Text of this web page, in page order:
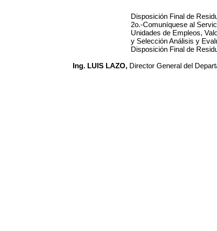
Disposición Final de
2o.-Comuníquese al
Unidades de Empleos,
y Selección Análisis y
Disposición Final de
Ing. LUIS LAZO, Director General del